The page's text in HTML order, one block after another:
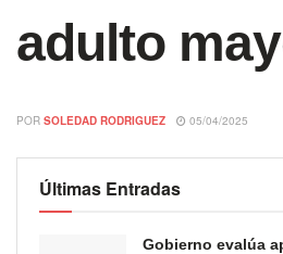
adulto
POR SOLEDAD RODRIGUEZ 05/04/2025
Últimas Entradas
Gobierno evalúa